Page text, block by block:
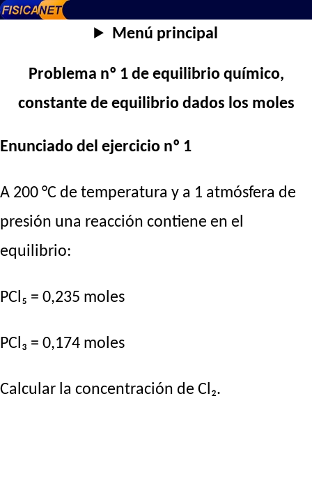
Menú principal
Problema nº 1 de equilibrio químico,
constante de equilibrio dados los moles
Enunciado del ejercicio nº 1
A 200 °C de temperatura y a 1 atmósfera de
presión una reacción contiene en el
equilibrio:
PCl₅ = 0,235 moles
PCl₃ = 0,174 moles
Calcular la concentración de Cl₂.